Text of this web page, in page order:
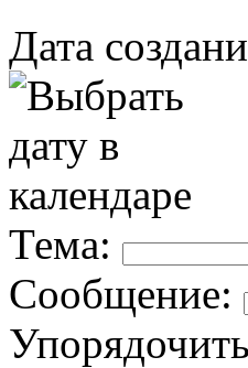
Дата
Тема:
Сообщение: